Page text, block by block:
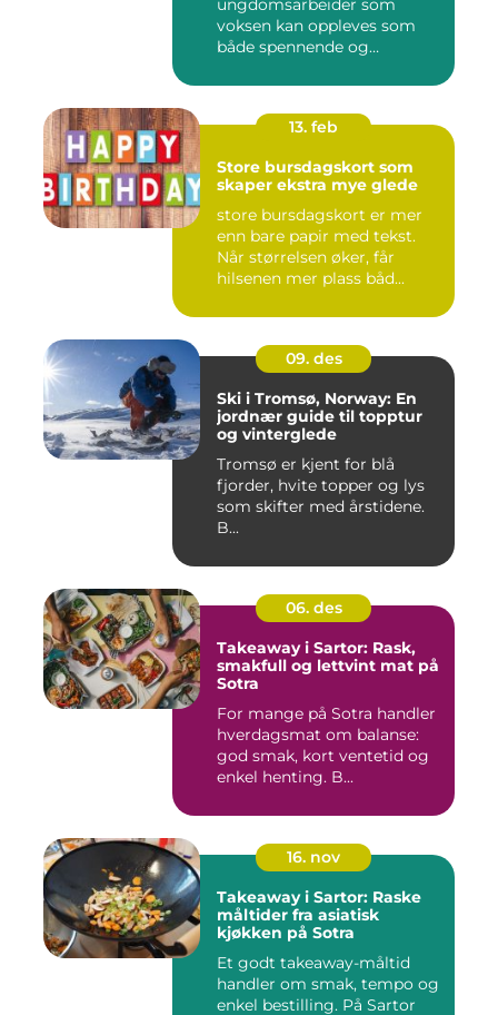
ungdomsarbeider som
voksen kan oppleves som
både spennende og
13. feb
Store bursdagskort som
skaper ekstra mye glede
store bursdagskort er mer
enn bare papir med tekst.
Når størrelsen øker, får
hilsenen mer plass båd...
09. des
Ski i Tromsø, Norway: En
jordnær guide til topptur
og vinterglede
Tromsø er kjent for blå
fjorder, hvite topper og lys
som skifter med årstidene.
B...
06. des
Takeaway i Sartor: Rask,
smakfull og lettvint mat på
Sotra
For mange på Sotra handler
hverdagsmat om balanse:
god smak, kort ventetid og
enkel henting. B...
16. nov
Takeaway i Sartor: Raske
måltider fra asiatisk
kjøkken på Sotra
Et godt takeaway-måltid
handler om smak, tempo og
enkel bestilling. På Sartor